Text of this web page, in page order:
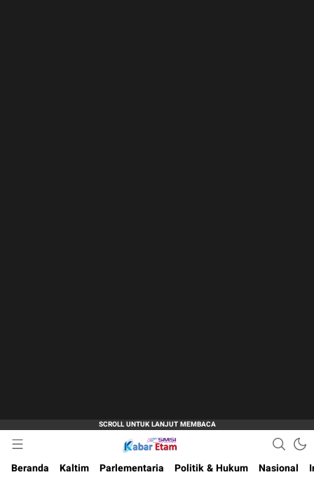
Kabar Etam
Akurat dan Terpercaya
Beranda
Kaltim Parlementaria Politik & Hukum Nasional